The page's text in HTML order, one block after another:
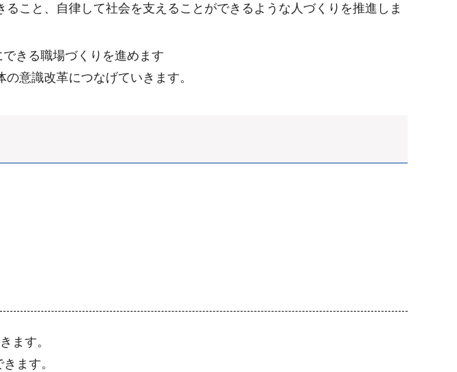
こと、自律して社会を支えることができるような人づくりを推進しま
きる職場づくりを進めます
意識改革につなげていきます。
ます。
ます。